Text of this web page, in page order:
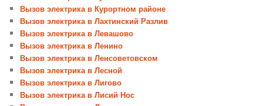
Вызов электрика в Курортном районе
Вызов электрика в Лахтинский Разлив
Вызов электрика в Левашово
Вызов электрика в Ленино
Вызов электрика в Ленсоветовском
Вызов электрика в Лесной
Вызов электрика в Лигово
Вызов электрика в Лисий Нос